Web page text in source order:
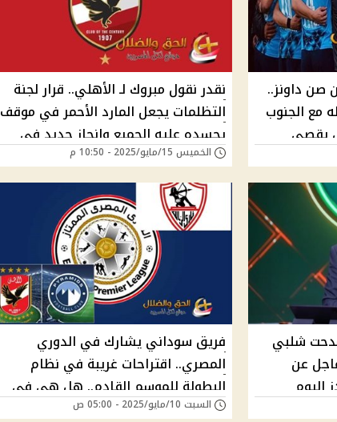
صن داونز..
مع الجنوب
يقصي
نقدر نقول مبروك لـ الأهلي.. قرار لجنة
التظلمات يجعل المارد الأحمر في موقف
يحسده عليه الجميع وإنجاز جديد في
مسيرة الأحمر
الخميس 15/مايو/2025 - 10:50 م
شلبي
عن
اليوم
فريق سوداني يشارك في الدوري
المصري.. اقتراحات غريبة في نظام
البطولة للموسم القادم.. هل هي في
مصلحة الأهلي؟
السبت 10/مايو/2025 - 05:00 ص